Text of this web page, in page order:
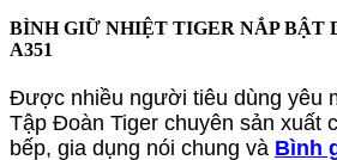
BÌNH GIỮ NHIỆT TIGER NẮP BẬT
A351
Được nhiều người tiêu dùng yêu
Tập Đoàn Tiger chuyên sản xuất
bếp, gia dụng nói chung và Bình